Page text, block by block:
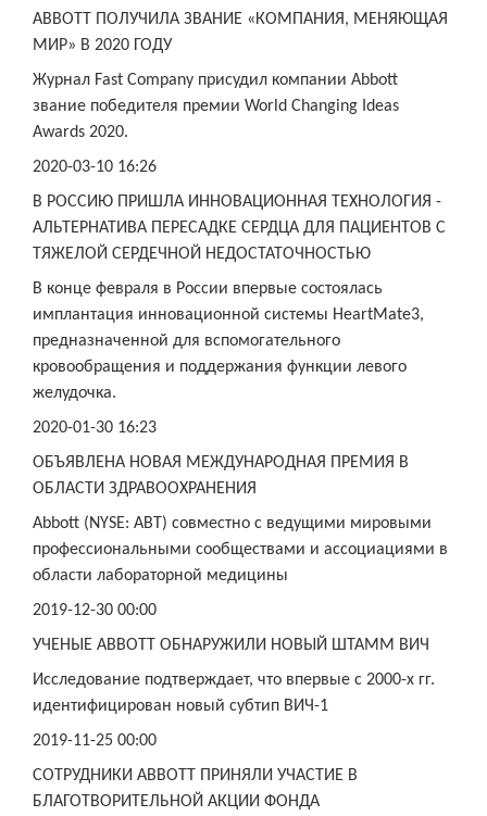
ABBOTT ПОЛУЧИЛА ЗВАНИЕ «КОМПАНИЯ, МЕНЯЮЩАЯ
МИР» В 2020 ГОДУ
Журнал Fast Company присудил компании Abbott
звание победителя премии World Changing Ideas
Awards 2020.
2020-03-10 16:26
В РОССИЮ ПРИШЛА ИННОВАЦИОННАЯ ТЕХНОЛОГИЯ -
АЛЬТЕРНАТИВА ПЕРЕСАДКЕ СЕРДЦА ДЛЯ ПАЦИЕНТОВ С
ТЯЖЕЛОЙ СЕРДЕЧНОЙ НЕДОСТАТОЧНОСТЬЮ
В конце февраля в России впервые состоялась
имплантация инновационной системы HeartMate3,
предназначенной для вспомогательного
кровообращения и поддержания функции левого
желудочка.
2020-01-30 16:23
ОБЪЯВЛЕНА НОВАЯ МЕЖДУНАРОДНАЯ ПРЕМИЯ В
ОБЛАСТИ ЗДРАВООХРАНЕНИЯ
Abbott (NYSE: ABT) совместно с ведущими мировыми
профессиональными сообществами и ассоциациями в
области лабораторной медицины
2019-12-30 00:00
УЧЕНЫЕ ABBOTT ОБНАРУЖИЛИ НОВЫЙ ШТАММ ВИЧ
Исследование подтверждает, что впервые с 2000-х гг.
идентифицирован новый субтип ВИЧ-1
2019-11-25 00:00
СОТРУДНИКИ ABBOTT ПРИНЯЛИ УЧАСТИЕ В
БЛАГОТВОРИТЕЛЬНОЙ АКЦИИ ФОНДА